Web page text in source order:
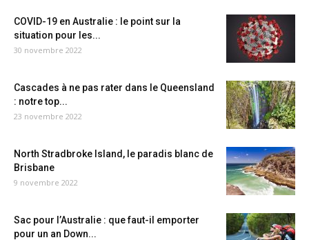
COVID-19 en Australie : le point sur la
situation pour les...
30 novembre 2022
Cascades à ne pas rater dans le Queensland
: notre top...
23 novembre 2022
North Stradbroke Island, le paradis blanc de
Brisbane
9 novembre 2022
Sac pour l’Australie : que faut-il emporter
pour un an Down...